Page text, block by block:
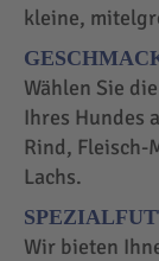
kleine,
Wählen Sie
Ihres Hundes
Rind, Fleisch-
Lachs.
Wir bieten